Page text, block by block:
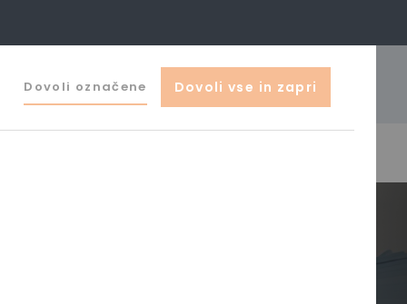
Dovoli označene Dovoli vse in zapri
041 644 044
ljubljana.si